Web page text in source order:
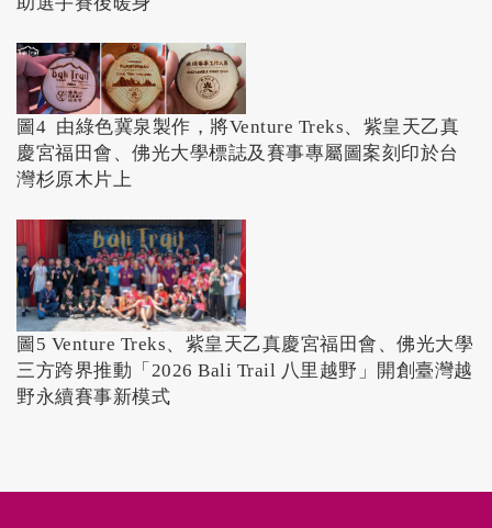
圖4 由綠色冀泉製作，將Venture Treks、紫皇天乙真
慶宮福田會、佛光大學標誌及賽事專屬圖案刻印於台
灣杉原木片上
圖5 Venture Treks、紫皇天乙真慶宮福田會、佛光大學
三方跨界推動「2026 Bali Trail 八里越野」開創臺灣越
野永續賽事新模式